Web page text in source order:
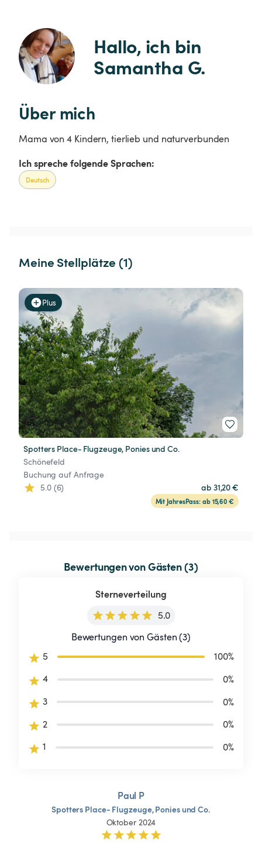
Hallo, ich bin
Samantha G.
Über mich
Mama von 4 Kindern, tierlieb und naturverbunden
Ich spreche folgende Sprachen:
Deutsch
Meine Stellplätze (1)
Plus
Spotters Place- Flugzeuge, Ponies und Co.
Schönefeld
Buchung auf Anfrage
5.0 (6)
ab 31,20 €
Mit JahresPass: ab 15,60 €
Bewertungen von Gästen (3)
Sterneverteilung
5.0
Bewertungen von Gästen (3)
5
100%
4
0%
3
0%
2
0%
1
0%
Paul P
Spotters Place- Flugzeuge,Ponies und Co.
Oktober 2024